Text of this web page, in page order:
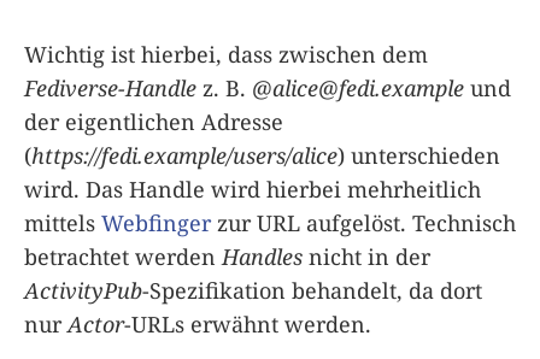
Wichtig ist hierbei, dass zwischen dem
Fediverse-Handle z. B. @alice@fedi.example und
der eigentlichen Adresse
(https://fedi.example/users/alice) unterschieden
wird. Das Handle wird hierbei mehrheitlich
mittels Webfingerzur URL aufgelöst. Technisch
betrachtet werden Handles nicht in der
ActivityPub-Spezifikation behandelt, da dort
nurActor-URLs erwähnt werden.